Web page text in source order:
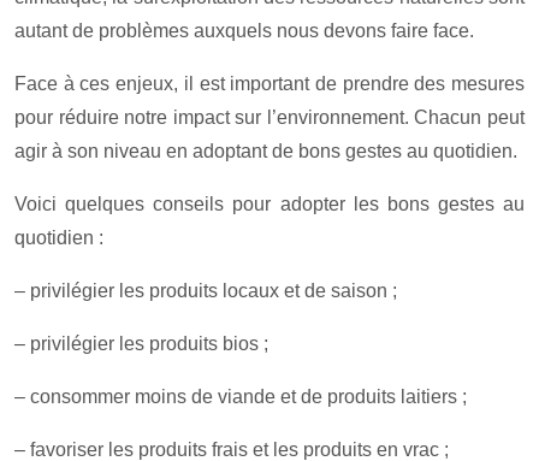
autant de problèmes auxquels nous devons faire face.
Face à ces enjeux, il est important de prendre des mesures
pour réduire notre impact sur l’environnement. Chacun peut
agir à son niveau en adoptant de bons gestes au quotidien.
Voici quelques conseils pour adopter les bons gestes au
quotidien :
– privilégier les produits locaux et de saison ;
– privilégier les produits bios ;
– consommer moins de viande et de produits laitiers ;
– favoriser les produits frais et les produits en vrac ;